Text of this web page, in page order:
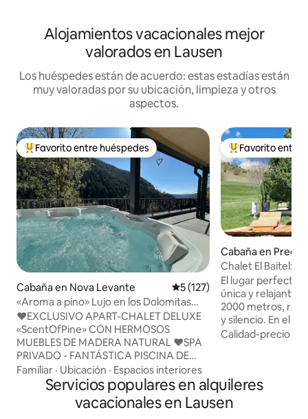
Alojamientos vacacionales mejor
valorados en Lausen
Los huéspedes están de acuerdo: estas estadías están
muy valoradas por su ubicación, limpieza y otros
aspectos.
Favorito entre huéspedes preferido
Favorito entre huéspedes
Cabaña en Nova Levante Calificación promedio: 5 de
5 (127)
«Aroma a pino» Lujo en los Dolomitas
con hidromasaje y sauna
♥️EXCLUSIVO APART-CHALET DELUXE
«ScentOfPine» CON HERMOSOS
MUEBLES DE MADERA NATURAL ♥️SPA
PRIVADO - FANTÁSTICA PISCINA DE
HIDROMASAJE CLIMATIZADA Y SAUNA
ESPACIOSA + ESPECTACULAR VISTA A
LOS DOLOMITAS ♥️️CENTRO DE
BOLZANO A SOLO 25 MINUTOS
Familiar · Ubicación · Espacios interiores
Favorito entre
Favorito entre
Cabaña en
Chalet El Baitel:
Alpe Lusia
El lugar perfecto
única y relajante:
2000 metros,
y silencio. En el
las comodidades
Lagorai y del
Martino.
aromática, está
Calidad-precio
Servicios populares en alquileres
vacacionales en Lausen